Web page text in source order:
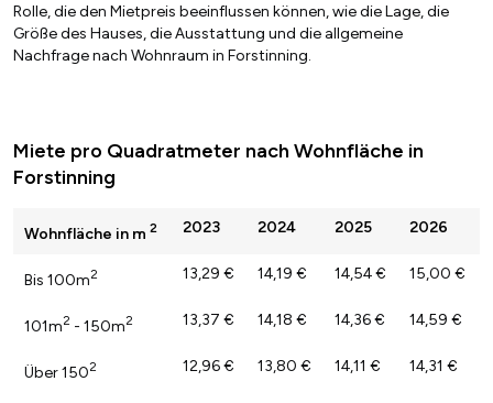
Rolle, die den Mietpreis beeinflussen können, wie die Lage, die
Größe des Hauses, die Ausstattung und die allgemeine
Nachfrage nach Wohnraum in Forstinning.
Miete pro Quadratmeter nach Wohnfläche in
Forstinning
Wohnfläche in m 2 2023 2024 2025 2026
Bis 100m2 13,29 € 14,19 € 14,54 € 15,00 €
101m2 - 150m2 13,37 € 14,18 € 14,36 € 14,59 €
Über 1502 12,96 € 13,80 € 14,11 € 14,31 €